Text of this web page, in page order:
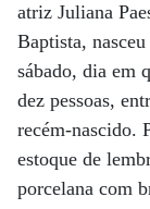
atriz Juliana
Baptista,
sábado, dia em
dez pessoas,
recém-nascido.
estoque de
porcelana com